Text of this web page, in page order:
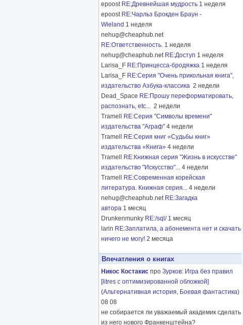
epoost RE:Древнейшая мудрость 1 неделя
epoost RE:Чарльз Брокден Браун -
Wieland 1 неделя
nehug@cheaphub.net
RE:Ответственность. 1 неделя
nehug@cheaphub.net RE:Доступ 1 неделя
Larisa_F RE:Принцесса-бродяжка 1 неделя
Larisa_F RE:Серия "Очень прикольная книга",
издательство Азбука-классика 2 недели
Dead_Space RE:Прошу переформатировать,
распознать, etc... 2 недели
Tramell
RE:Серия "Символы времени"
издательства "Аграф" 4 недели
Tramell
RE:Серия книг «Судьбы книг»
издательства «Книга» 4 недели
Tramell
RE:Книжная серия "Жизнь в искусстве"
издательство "Искусство"... 4 недели
Tramell
RE:Современная корейская
литература. Книжная серия... 4 недели
nehug@cheaphub.net RE:Загадка
автора 1 месяц
Drunkenmunky RE:/sql/ 1 месяц
larin RE:Заплатила, а абонемента нет и скачать
ничего не могу! 2 месяца
Впечатления о книгах
Никос Костакис про Зурков: Игра без правил
[litres с оптимизированной обложкой]
(Альтернативная история, Боевая фантастика)
08 08
не собирается ли уважаемый академик сделать
из него нового Франкенштейна?